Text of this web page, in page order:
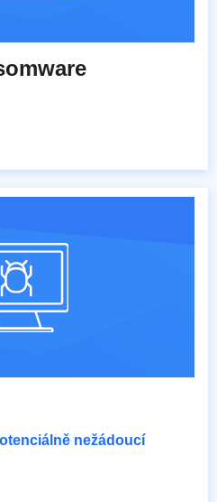
nežádoucí